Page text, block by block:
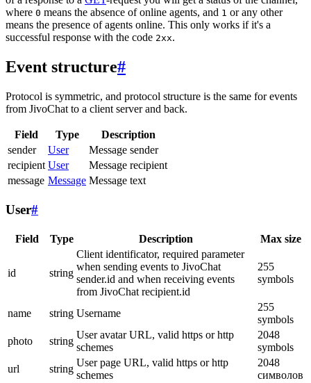
where 0 means the absence of online agents, and 1 or any other
means the presence of agents online. This only works if it's a
successful response with the code 2xx.
Event structure#
Protocol is symmetric, and protocol structure is the same for events
from JivoChat to a client server and back.
Field Type
Description
sender
User
Message sender
recipient User
Message recipient
message Message Message text
User#
Field Type Description Max size
id string
Client identificator, required parameter
when sending events to JivoChat
sender.id and when receiving events
from JivoChat recipient.id
255
symbols
name string Username
255
symbols
photo
string
User avatar URL, valid https or http
schemes
2048
symbols
url
string
User page URL, valid https or http
schemes
2048
символов